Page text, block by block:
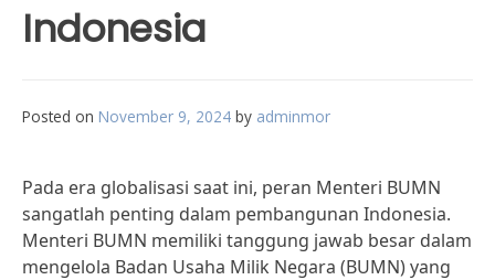
Indonesia
Posted on November 9, 2024 by adminmor
Pada era globalisasi saat ini, peran Menteri BUMN
sangatlah penting dalam pembangunan Indonesia.
Menteri BUMN memiliki tanggung jawab besar dalam
mengelola Badan Usaha Milik Negara (BUMN) yang